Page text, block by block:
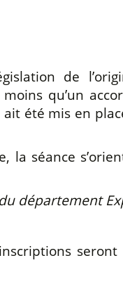
de
qu’un
été mis en
séance
département
seront